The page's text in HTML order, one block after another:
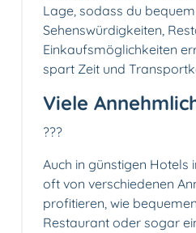
Lage, sodass du
Sehenswürdigkeiten,
Einkaufsmöglichkeiten
spart Zeit und
Viele
?️?️?
Auch in günstigen Hotels
oft von verschiedenen
profitieren, wie
Restaurant oder sogar